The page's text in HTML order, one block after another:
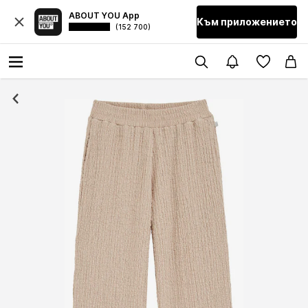
ABOUT YOU App
(152 700) Към приложението